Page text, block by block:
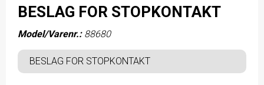
BESLAG FOR STOPKONTAKT
Model/Varenr.: 88680
BESLAG FOR STOPKONTAKT